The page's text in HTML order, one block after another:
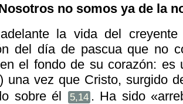
no somos ya de la
la vida del
del día de pascua que no
el fondo de su corazón: es
) una vez que Cristo, surgido
sobre él
5,14 . Ha sido